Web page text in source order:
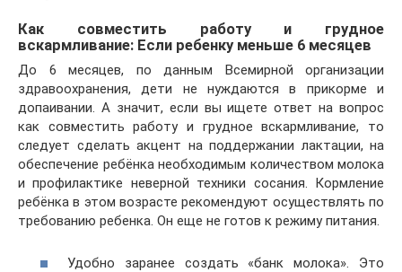
Как совместить работу и грудное
вскармливание: Если ребенку меньше 6 месяцев
До 6 месяцев, по данным Всемирной организации
здравоохранения, дети не нуждаются в прикорме и
допаивании. А значит, если вы ищете ответ на вопрос
как совместить работу и грудное вскармливание, то
следует сделать акцент на поддержании лактации, на
обеспечение ребёнка необходимым количеством молока
и профилактике неверной техники сосания. Кормление
ребёнка в этом возрасте рекомендуют осуществлять по
требованию ребенка. Он еще не готов к режиму питания.
Удобно заранее создать «банк молока». Это